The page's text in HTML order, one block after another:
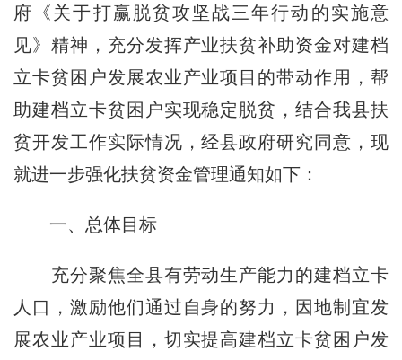
府《关于打赢脱贫攻坚战三年行动的实施意
见》精神，充分发挥产业扶贫补助资金对建档
立卡贫困户发展农业产业项目的带动作用，帮
助建档立卡贫困户实现稳定脱贫，结合我县扶
贫开发工作实际情况，经县政府研究同意，现
就进一步强化扶贫资金管理通知如下：
一、总体目标
充分聚焦全县有劳动生产能力的建档立卡
人口，激励他们通过自身的努力，因地制宜发
展农业产业项目，切实提高建档立卡贫困户发